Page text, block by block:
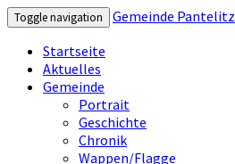
Toggle navigation
Gemeinde Pantelitz
Startseite
Aktuelles
Gemeinde
Portrait
Geschichte
Chronik
Wappen/Flagge